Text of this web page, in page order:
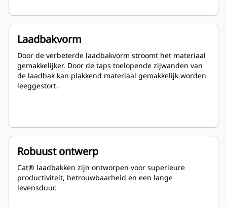
Laadbakvorm
Door de verbeterde laadbakvorm stroomt het materiaal
gemakkelijker. Door de taps toelopende zijwanden van
de laadbak kan plakkend materiaal gemakkelijk worden
leeggestort.
Robuust ontwerp
Cat® laadbakken zijn ontworpen voor superieure
productiviteit, betrouwbaarheid en een lange
levensduur.